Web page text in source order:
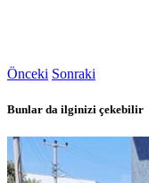
Önceki Sonraki
Bunlar da ilginizi çekebilir